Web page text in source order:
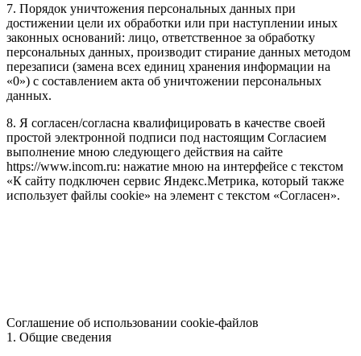
7. Порядок уничтожения персональных данных при
достижении цели их обработки или при наступлении иных
законных оснований: лицо, ответственное за обработку
персональных данных, производит стирание данных методом
перезаписи (замена всех единиц хранения информации на
«0») с составлением акта об уничтожении персональных
данных.
8. Я согласен/согласна квалифицировать в качестве своей
простой электронной подписи под настоящим Согласием
выполнение мною следующего действия на сайте
https://www.incom.ru: нажатие мною на интерфейсе с текстом
«К сайту подключен сервис Яндекс.Метрика, который также
использует файлы cookie» на элемент с текстом «Согласен».
Соглашение об использовании cookie-файлов
1. Общие сведения